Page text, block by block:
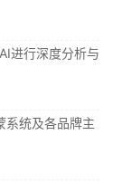
进行深度分析与
系统及各品牌主